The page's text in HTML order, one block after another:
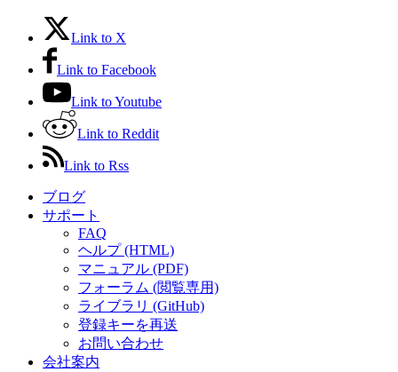
Link to X
Link to Facebook
Link to Youtube
Link to Reddit
Link to Rss
ブログ
サポート
FAQ
ヘルプ (HTML)
マニュアル (PDF)
フォーラム (閲覧専用)
ライブラリ (GitHub)
登録キーを再送
お問い合わせ
会社案内